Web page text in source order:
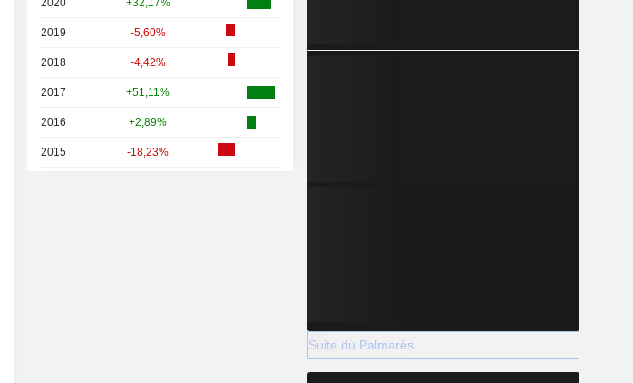
2020 +32,17%
2019 -5,60%
2018 -4,42%
2017 +51,11%
2016 +2,89%
2015 -18,23%
Suite du Palmarès